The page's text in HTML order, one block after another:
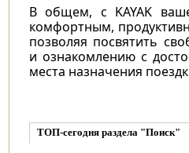
В общем, с KAYAK
комфортным,
позволяя посвятить
и ознакомлению с
места назначения
ТОП-сегодня раздела "Поиск"